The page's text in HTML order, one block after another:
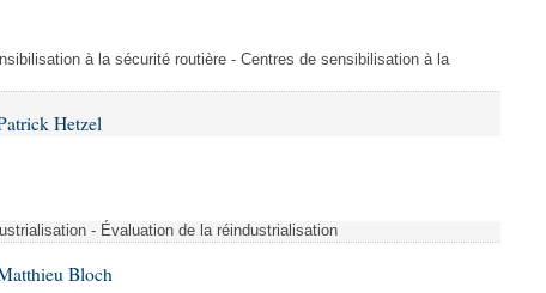
à la sécurité routière - Centres de sensibilisation à la
Hetzel
- Évaluation de la réindustrialisation
Bloch